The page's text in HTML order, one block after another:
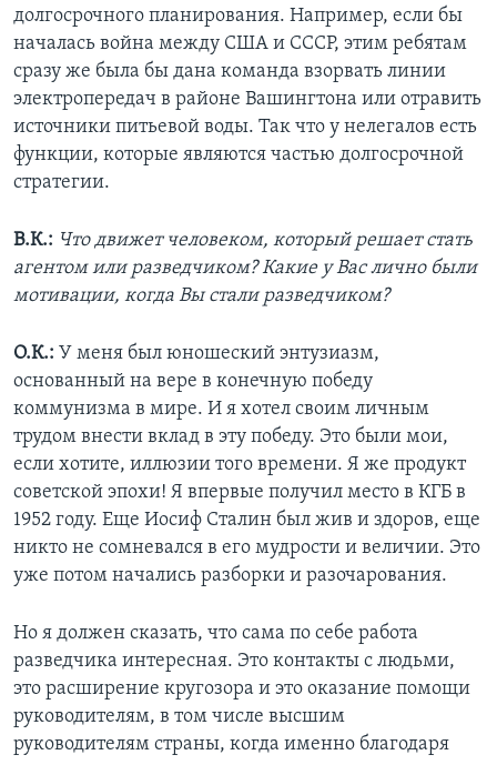
долгосрочного планирования. Например, если бы
началась война между США и СССР, этим ребятам
сразу же была бы дана команда взорвать линии
электропередач в районе Вашингтона или отравить
источники питьевой воды. Так что у нелегалов есть
функции, которые являются частью долгосрочной
стратегии.
В.К.: Что движет человеком, который решает стать
агентом или разведчиком? Какие у Вас лично были
мотивации, когда Вы стали разведчиком?
О.К.: У меня был юношеский энтузиазм,
основанный на вере в конечную победу
коммунизма в мире. И я хотел своим личным
трудом внести вклад в эту победу. Это были мои,
если хотите, иллюзии того времени. Я же продукт
советской эпохи! Я впервые получил место в КГБ в
1952 году. Еще Иосиф Сталин был жив и здоров, еще
никто не сомневался в его мудрости и величии. Это
уже потом начались разборки и разочарования.
Но я должен сказать, что сама по себе работа
разведчика интересная. Это контакты с людьми,
это расширение кругозора и это оказание помощи
руководителям, в том числе высшим
руководителям страны, когда именно благодаря